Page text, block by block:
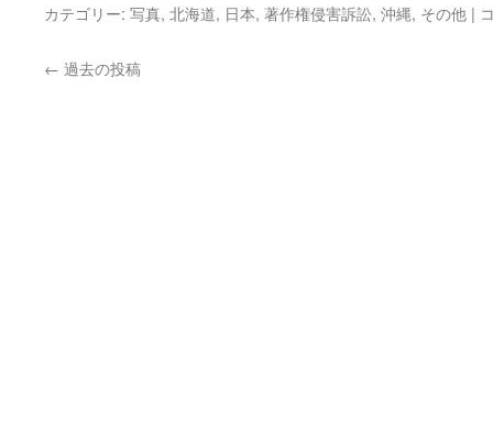
カテゴリー: 写真, 北海道, 日本, 著作権侵害訴訟, 沖縄, その他 |
← 過去の投稿